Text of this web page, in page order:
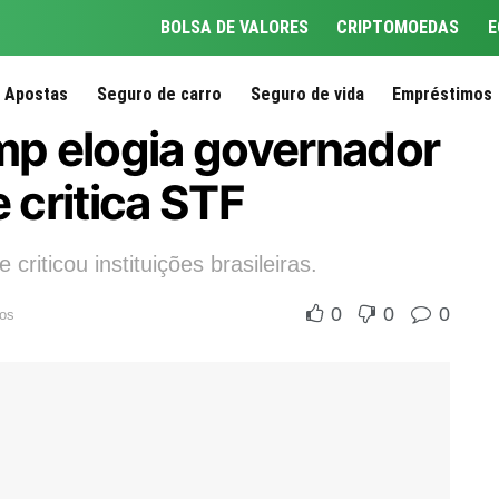
BOLSA DE VALORES CRIPTOMOEDAS
Apostas Seguro de carro Seguro de vida Empréstimos
elogia governador
critica STF
criticou instituições brasileiras.
0 0 0